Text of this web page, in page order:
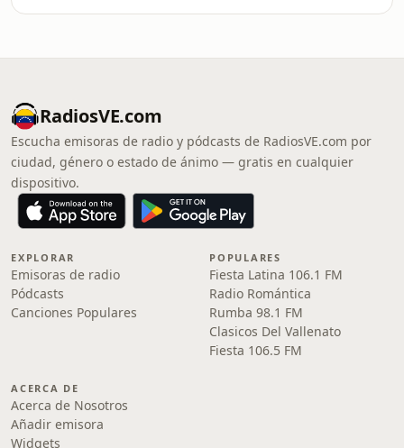
RadiosVE.com
Escucha emisoras de radio y pódcasts de RadiosVE.com por
ciudad, género o estado de ánimo — gratis en cualquier
dispositivo.
EXPLORAR
Emisoras de radio
Pódcasts
Canciones Populares
POPULARES
Fiesta Latina 106.1 FM
Radio Romántica
Rumba 98.1 FM
Clasicos Del Vallenato
Fiesta 106.5 FM
ACERCA DE
Acerca de Nosotros
Añadir emisora
Widgets